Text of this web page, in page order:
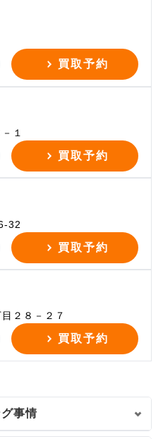
買取予約
１
買取予約
32
買取予約
２８－２７
買取予約
事情